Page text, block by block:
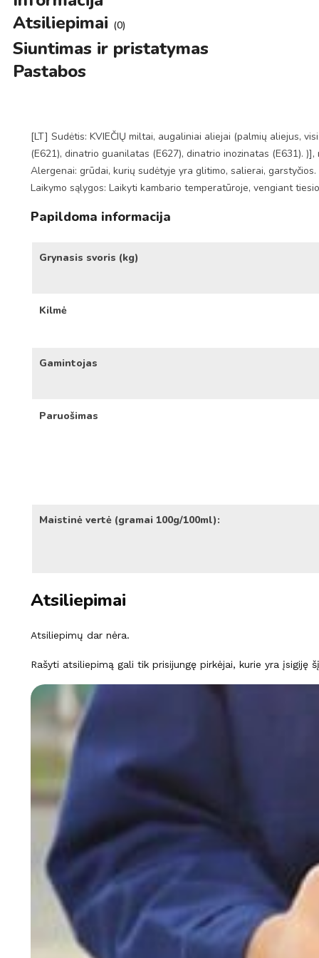
Atsiliepimai (0)
Siuntimas ir pristatymas
Pastabos
[LT] Sudėtis: KVIEČIŲ miltai, augaliniai aliejai (palmių aliejus,
(E621), dinatrio guanilatas (E627), dinatrio inozinatas (E631).
Alergenai: grūdai, kurių sudėtyje yra glitimo, salierai, garstyčios.
Laikymo sąlygos: Laikyti kambario temperatūroje, vengiant
Papildoma informacija
Grynasis svoris (kg)
Kilmė
Gamintojas
Paruošimas
Maistinė vertė (gramai 100g/100ml):
Atsiliepimai
Atsiliepimų dar nėra.
Rašyti atsiliepimą gali tik prisijungę pirkėjai, kurie yra įsigiję